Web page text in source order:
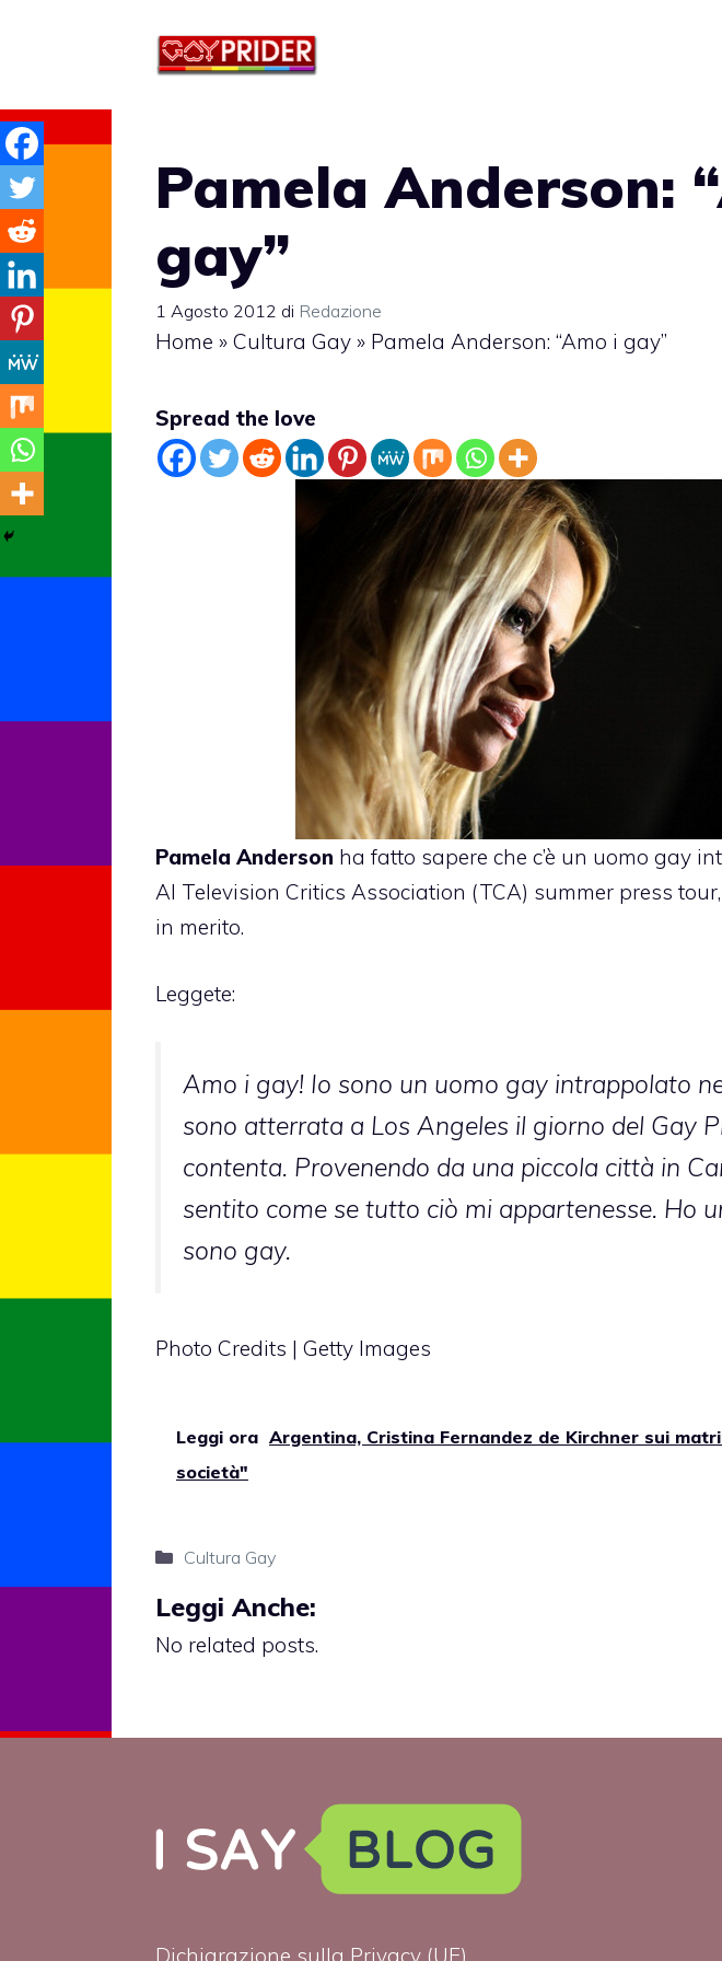
Pamela Anderson:
gay”
1 Agosto 2012 di Redazione
Home » Cultura Gay » Pamela Anderson: “Amo i gay”
Spread the love
Pamela Anderson ha fatto sapere che c’è un uomo gay
Al Television Critics Association (TCA) summer press
in merito.
Leggete:
Amo i gay! Io sono un uomo gay intrappolato
sono atterrata a Los Angeles il giorno del Gay
contenta. Provenendo da una piccola città in
sentito come se tutto ciò mi appartenesse. Ho
sono gay.
Photo Credits | Getty Images
Leggi ora Argentina, Cristina Fernandez de Kirchner sui
società"
Categorie
Cultura Gay
Leggi Anche:
No related posts.
Dichiarazione sulla Privacy (UE)